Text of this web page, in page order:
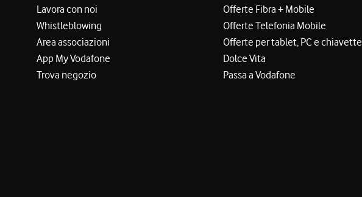
Lavora con noi
Whistleblowing
Area associazioni
App My Vodafone
Trova negozio
Offerte Fibra + Mobile
Offerte Telefonia Mobile
Offerte per tablet, PC e chiavette
Dolce Vita
Passa a Vodafone